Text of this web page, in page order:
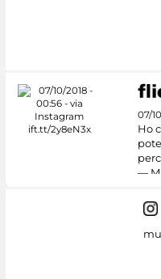
07/
Ho
—